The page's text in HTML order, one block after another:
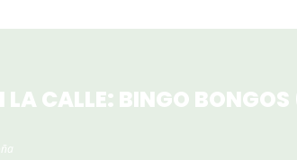
LA CALLE: BINGO